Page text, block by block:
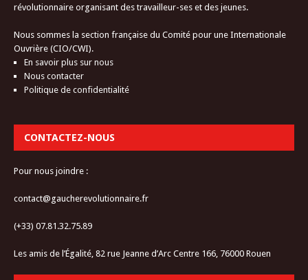
révolutionnaire organisant des travailleur-ses et des jeunes.
Nous sommes la section française du Comité pour une Internationale
Ouvrière (CIO/CWI).
En savoir plus sur nous
Nous contacter
Politique de confidentialité
CONTACTEZ-NOUS
Pour nous joindre :
contact@gaucherevolutionnaire.fr
(+33) 07.81.32.75.89
Les amis de l’Égalité, 82 rue Jeanne d’Arc Centre 166, 76000 Rouen